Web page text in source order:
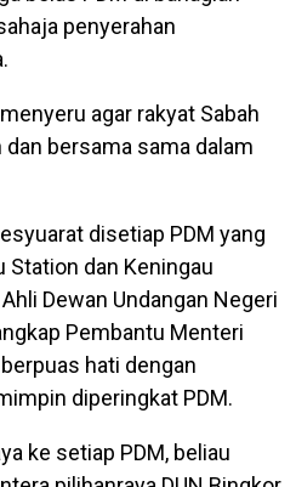
penyerahan
agar rakyat Sabah
bersama sama dalam
disetiap PDM yang
Station dan Keningau
Dewan Undangan Negeri
Pembantu Menteri
hati dengan
diperingkat PDM.
ke setiap PDM, beliau